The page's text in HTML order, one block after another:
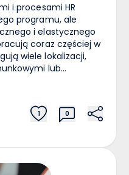
i procesami HR
programu, ale
i elastycznego
coraz częściej w
wiele lokalizacji,
lub
oprogramowanie dla
z programu, który
1 0